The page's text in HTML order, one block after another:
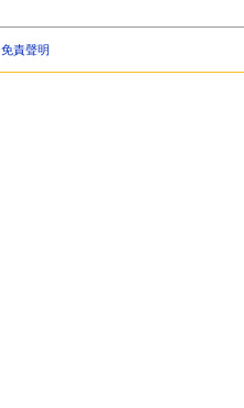
免責聲明